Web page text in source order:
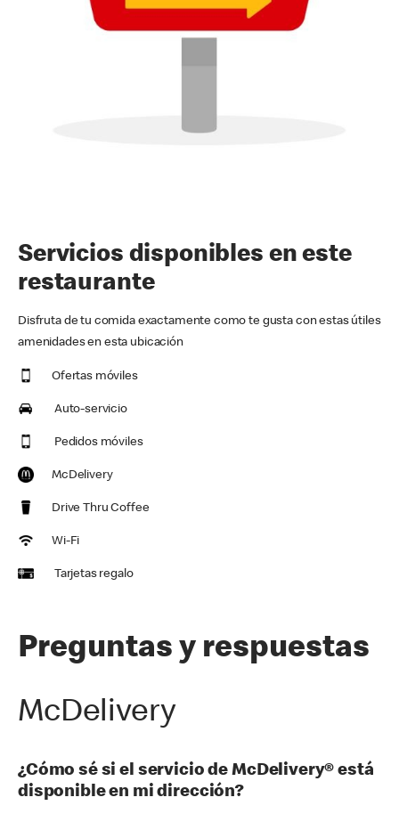
Servicios disponibles en este
restaurante
Disfruta de tu comida exactamente como te gusta con estas útiles
amenidades en esta ubicación
Ofertas móviles
Auto-servicio
Pedidos móviles
McDelivery
Drive Thru Coffee
Wi-Fi
Tarjetas regalo
Preguntas y respuestas
McDelivery
¿Cómo sé si el servicio de McDelivery® está
disponible en mi dirección?